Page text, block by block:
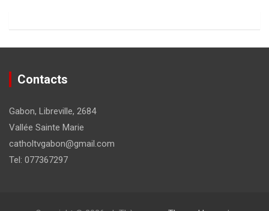
Contacts
Gabon, Libreville, 2684
Vallée Sainte Marie
catholtvgabon@gmail.com
Tel: 077367297